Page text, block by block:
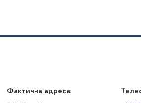
Фактична адреса: